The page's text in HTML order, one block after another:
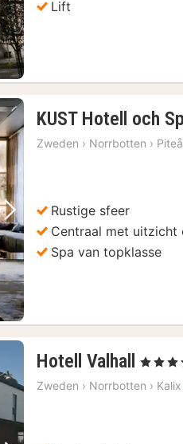
Lift
Volgende foto
KUST Hotell och
Zweden › Norrbotten › Piteå
Rustige sfeer
Centraal met uitzicht
Spa van topklasse
Hotell Valhall 1
nacht
vanaf
, 4
Zweden › Norrbotten › Kalix